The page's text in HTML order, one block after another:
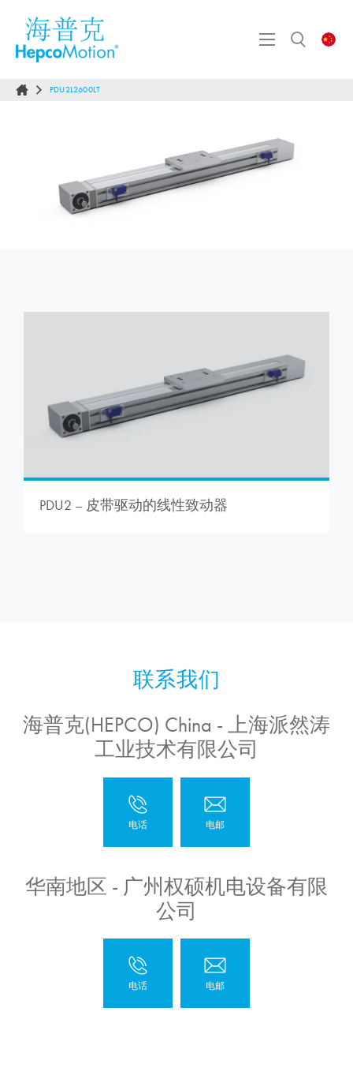
PDU2L2600LT
PDU2 – 皮带驱动的线性致动器
海普克(HEPCO) China - 上海派然涛
工业技术有限公司
华南地区 - 广州权硕机电设备有限
公司